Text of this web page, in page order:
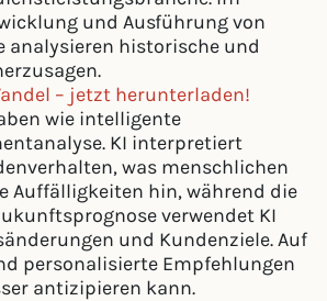
und Ausführung von
analysieren historische und
– jetzt herunterladen!
wie intelligente
KI interpretiert
was menschlichen
Auffälligkeiten hin, während die
verwendet KI
und Kundenziele. Auf
personalisierte Empfehlungen
antizipieren kann.